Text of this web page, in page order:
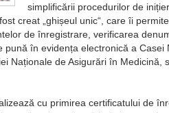
simplificării procedurilor de
creat ghișeul unic , care îi
de înregistrare, verificarea
pună în evidența electronică a Casei
Naționale de Asigurări în Medicină,
cu primirea certificatului de